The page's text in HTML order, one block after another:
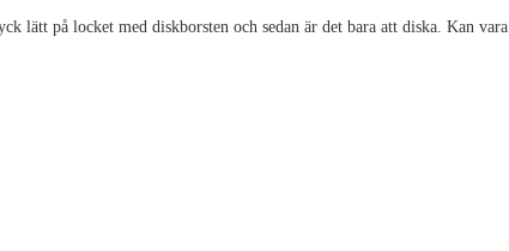
lätt på locket med diskborsten och sedan är det bara att diska. Kan vara